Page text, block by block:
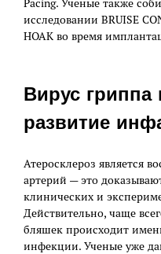
Pacing. Ученые также
исследовании BRUISE
НОАК во время
Вирус гриппа
развитие
Атеросклероз является
артерий — это
клинических и
Действительно, чаще
бляшек происходит
инфекции. Ученые уже